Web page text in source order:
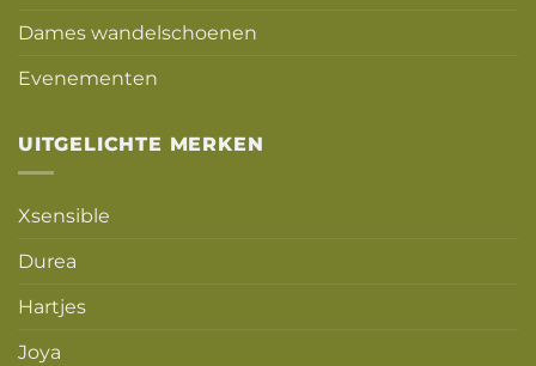
Dames wandelschoenen
Evenementen
UITGELICHTE MERKEN
Xsensible
Durea
Hartjes
Joya